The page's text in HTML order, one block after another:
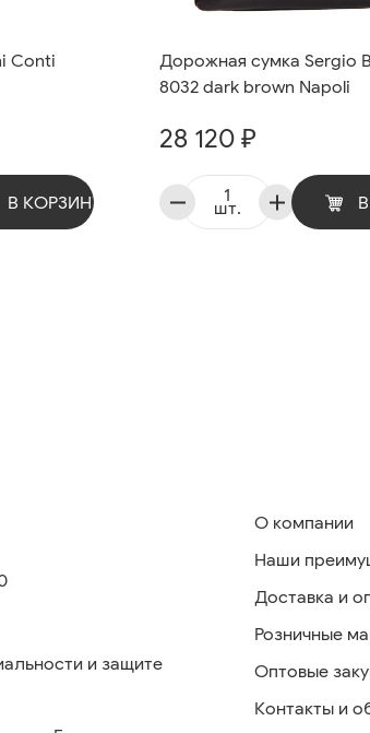
Conti
В КОРЗИНУ
Дорожная сумка Sergio
8032 dark brown Napoli
28 120 ₽
шт.
и защите
О компании
Наши
Доставка и
Розничные
Оптовые
Контакты и